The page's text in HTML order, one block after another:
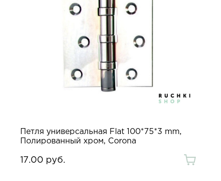
Петля универсальная Flat 100*75*3 mm,
Полированный хром, Corona
17.00 руб.